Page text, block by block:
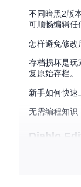
不同暗黑2版
可顺畅编辑任
怎样避免修改
存档损坏是玩
复原始存档。
新手如何快速
无需编程知识
Diablo